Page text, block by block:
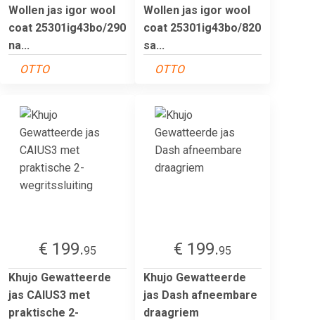
Wollen jas igor wool
coat 25301ig43bo/290
na...
OTTO
Wollen jas igor wool
coat 25301ig43bo/820
sa...
OTTO
€ 199.95
Khujo Gewatteerde
jas CAIUS3 met
praktische 2-
€ 199.95
Khujo Gewatteerde
jas Dash afneembare
draagriem